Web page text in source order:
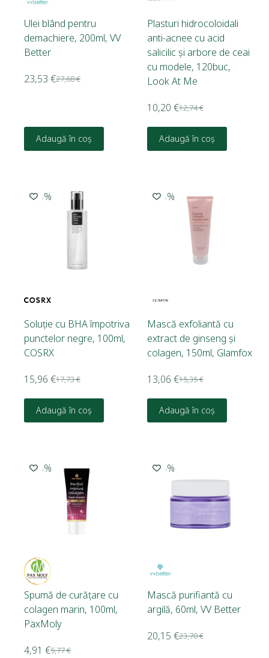
Ulei blând pentru
demachiere, 200ml, VV
Better
27,68€
23,53 €
Adaugă în coș
Plasturi hidrocoloidali
anti-acnee cu acid
salicilic și arbore de ceai
cu modele, 120buc,
Look At Me
12,74€
10,20 €
Adaugă în coș
-10%
Soluție cu BHA împotriva
punctelor negre, 100ml,
COSRX
17,73€
15,96 €
Adaugă în coș
-15%
Mască exfoliantă cu
extract de ginseng și
colagen, 150ml, Glamfox
15,35€
13,06 €
Adaugă în coș
-15%
Spumă de curățare cu
colagen marin, 100ml,
PaxMoly
5,77€
4,91 €
-15%
Mască purifiantă cu
argilă, 60ml, VV Better
23,70€
20,15 €